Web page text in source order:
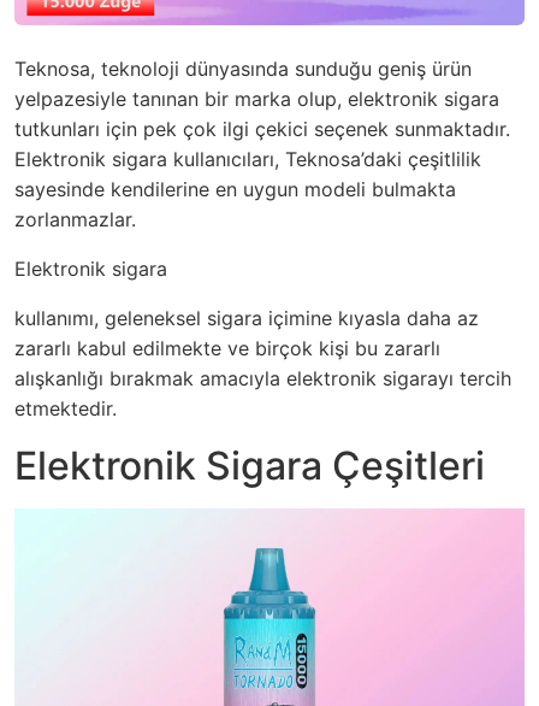
Teknosa, teknoloji dünyasında sunduğu geniş ürün
yelpazesiyle tanınan bir marka olup, elektronik sigara
tutkunları için pek çok ilgi çekici seçenek sunmaktadır.
Elektronik sigara kullanıcıları, Teknosa’daki çeşitlilik
sayesinde kendilerine en uygun modeli bulmakta
zorlanmazlar.
Elektronik sigara
kullanımı, geleneksel sigara içimine kıyasla daha az
zararlı kabul edilmekte ve birçok kişi bu zararlı
alışkanlığı bırakmak amacıyla elektronik sigarayı tercih
etmektedir.
Elektronik Sigara Çeşitleri